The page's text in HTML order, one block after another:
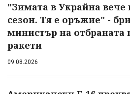
"Зимата в Украйна вече
сезон. Тя е оръжие" -
министър на отбраната
ракети
09.08.2026